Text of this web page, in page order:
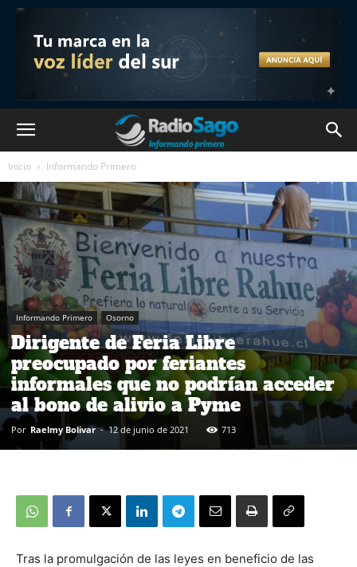
Inicio Informando Primero
Informando Primero Osorno
Dirigente de Feria Libre
preocupado por feriantes
informales que no podrían acceder
al bono de alivio a Pyme
Por Raelmy Bolivar - 12 de junio de 2021 713
Tras la promulgación de las leyes en beneficio de las